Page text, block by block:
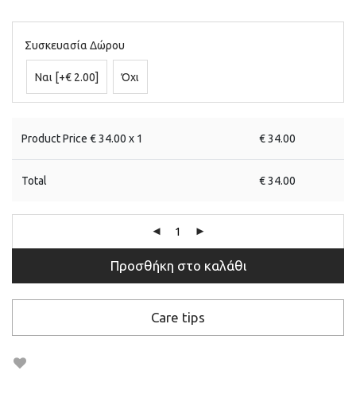
Συσκευασία Δώρου
Ναι [+€ 2.00] Όχι
Product Price €34.00 x 1 €34.00
Total €34.00
Προσθήκη στο καλάθι
Care tips